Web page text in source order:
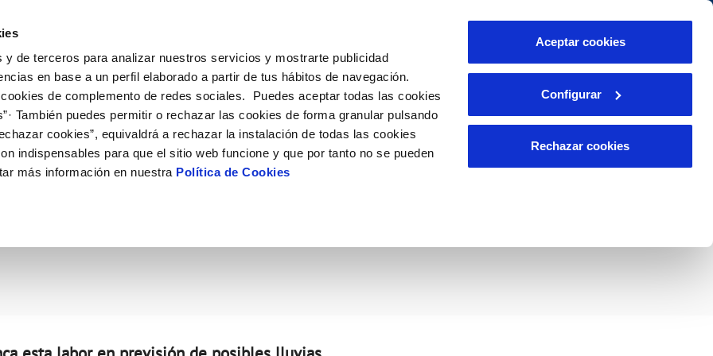
y de terceros para analizar nuestros servicios y mostrarte publicidad
en base a un perfil elaborado a partir de tus hábitos de navegación.
de complemento de redes sociales. Puedes aceptar todas las cookies
También puedes permitir o rechazar las cookies de forma granular pulsando
cookies”, equivaldrá a rechazar la instalación de todas las cookies
indispensables para que el sitio web funcione y que por tanto no se pueden
más información en nuestra Política de Cookies
Aceptar cookies
Configurar
Rechazar cookies
de titular
de suministro
MODIFICACIÓN DE DATOS
Actualizar datos bancarios
Actualizar datos de domicilio
INCIDENCIAS
Comunica anomalías o posibles
Tu Servicio
AL CLIENTE
contacto
de fuga interior
COMPROMISO DE SERVICIO
Carta de compromisos
Customer Counsel (Defensa del cliente)
Tu Agua
del agua
CUIDADOS DEL AGUA
Consejos de ahorro
Conócenos
DE GESTIÓN Y CERTIFICADOS
PERFIL DEL CONTRATANTE
Plataforma de contratación del sector
público
PORTAL DE TRANSPARENCIA
Nuestros compromisos
abril su campaña anual de limpieza de